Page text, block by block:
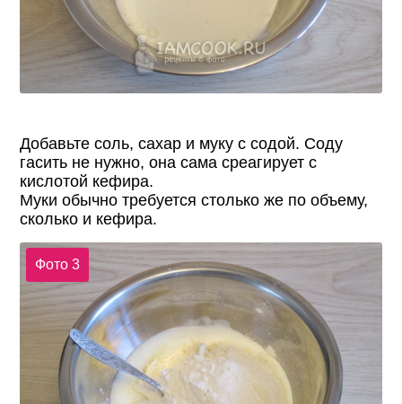
Добавьте соль, сахар и муку с содой. Соду
гасить не нужно, она сама среагирует с
кислотой кефира.
Муки обычно требуется столько же по объему,
сколько и кефира.
Фото 3